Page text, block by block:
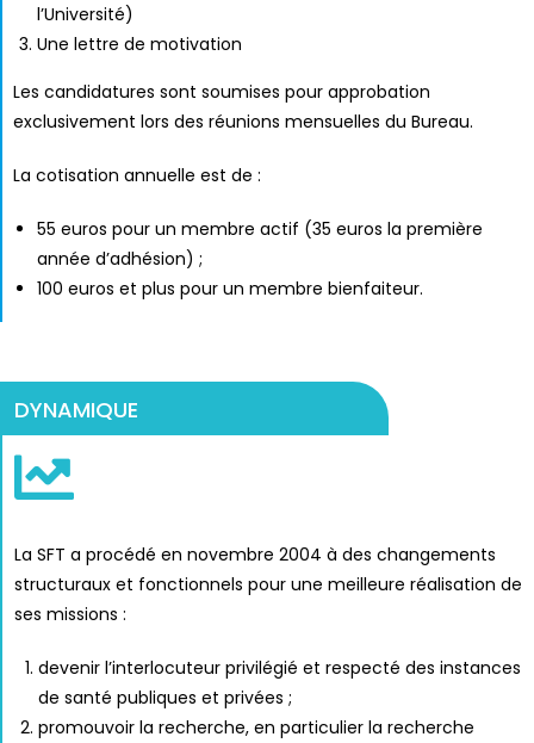
l’Université)
Une lettre de motivation
Les candidatures sont soumises pour approbation
exclusivement lors des réunions mensuelles du Bureau.
La cotisation annuelle est de :
55 euros pour un membre actif (35 euros la première
année d’adhésion) ;
100 euros et plus pour un membre bienfaiteur.
DYNAMIQUE​
La SFT a procédé en novembre 2004 à des changements
structuraux et fonctionnels pour une meilleure réalisation de
ses missions :
devenir l’interlocuteur privilégié et respecté des instances
de santé publiques et privées ;
promouvoir la recherche, en particulier la recherche